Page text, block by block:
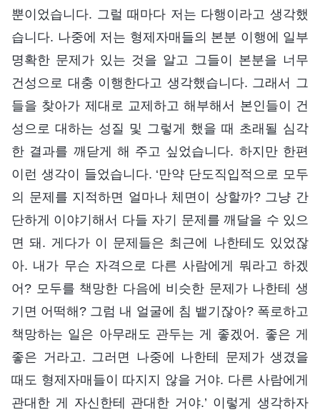
뿐이었습니다. 그럴 때마다 저는 다행이라고 생각했
습니다. 나중에 저는 형제자매들의 본분 이행에 일부
명확한 문제가 있는 것을 알고 그들이 본분을 너무
건성으로 대충 이행한다고 생각했습니다. 그래서 그
들을 찾아가 제대로 교제하고 해부해서 본인들이 건
성으로 대하는 성질 및 그렇게 했을 때 초래될 심각
한 결과를 깨닫게 해 주고 싶었습니다. 하지만 한편
이런 생각이 들었습니다. ‘만약 단도직입적으로 모두
의 문제를 지적하면 얼마나 체면이 상할까? 그냥 간
단하게 이야기해서 다들 자기 문제를 깨달을 수 있으
면 돼. 게다가 이 문제들은 최근에 나한테도 있었잖
아. 내가 무슨 자격으로 다른 사람에게 뭐라고 하겠
어? 모두를 책망한 다음에 비슷한 문제가 나한테 생
기면 어떡해? 그럼 내 얼굴에 침 뱉기잖아? 폭로하고
책망하는 일은 아무래도 관두는 게 좋겠어. 좋은 게
좋은 거라고. 그러면 나중에 나한테 문제가 생겼을
때도 형제자매들이 따지지 않을 거야. 다른 사람에게
관대한 게 자신한테 관대한 거야.’ 이렇게 생각하자